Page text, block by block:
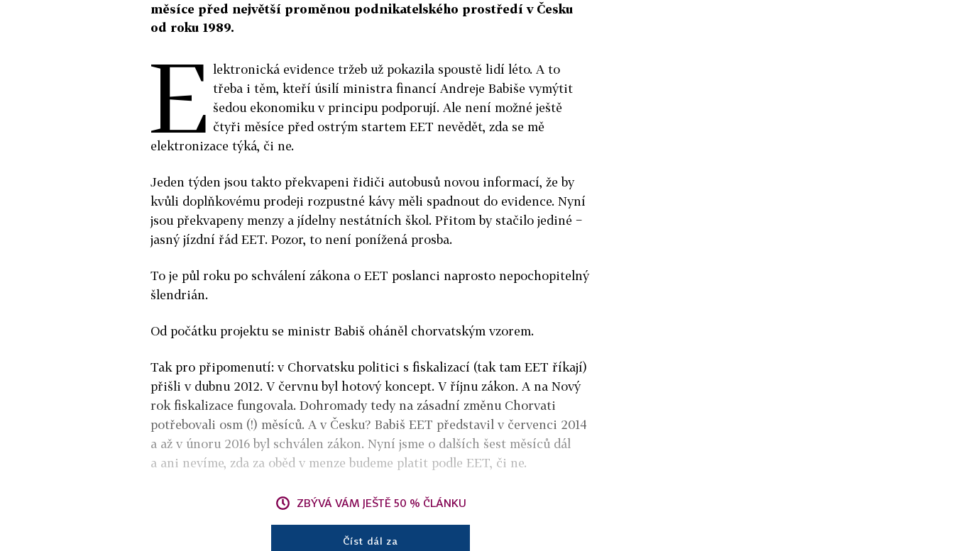
měsíce před největší proměnou podnikatelského prostředí v Česku
od roku 1989.
E lektronická evidence tržeb už pokazila spoustě lidí léto. A to
třeba i těm, kteří úsilí ministra financí Andreje Babiše vymýtit
šedou ekonomiku v principu podporují. Ale není možné ještě
čtyři měsíce před ostrým startem EET nevědět, zda se mě
elektronizace týká, či ne.
Jeden týden jsou takto překvapeni řidiči autobusů novou informací, že by
kvůli doplňkovému prodeji rozpustné kávy měli spadnout do evidence. Nyní
jsou překvapeny menzy a jídelny nestátních škol. Přitom by stačilo jediné −
jasný jízdní řád EET. Pozor, to není ponížená prosba.
To je půl roku po schválení zákona o EET poslanci naprosto nepochopitelný
šlendrián.
Od počátku projektu se ministr Babiš oháněl chorvatským vzorem.
Tak pro připomenutí: v Chorvatsku politici s fiskalizací (tak tam EET říkají)
přišli v dubnu 2012. V červnu byl hotový koncept. V říjnu zákon. A na Nový
rok fiskalizace fungovala. Dohromady tedy na zásadní změnu Chorvati
potřebovali osm (!) měsíců. A v Česku? Babiš EET představil v červenci 2014
a až v únoru 2016 byl schválen zákon. Nyní jsme o dalších šest měsíců dál
a ani nevíme, zda za oběd v menze budeme platit podle EET, či ne.
ZBÝVÁ VÁM JEŠTĚ 50 % ČLÁNKU
Číst dál za